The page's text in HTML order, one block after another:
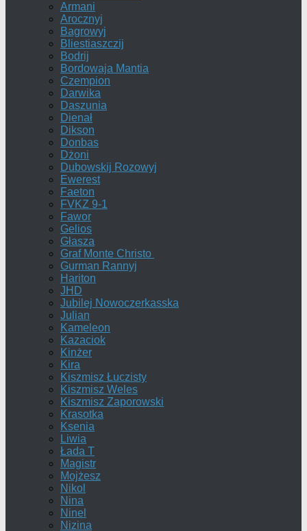
Armani
Arocznyj
Bagrowyj
Bliestiaszczij
Bodrij
Bordowaja Mantia
Czempion
Darwika
Daszunia
Dienał
Dikson
Donbas
Dżoni
Dubowskij Rozowyj
Ewerest
Faeton
FVKZ 9-1
Fawor
Gelios
Głasza
Graf Monte Christo
Gurman Rannyj
Hariton
JHD
Jubilej Nowoczerkasska
Julian
Kameleon
Kazaciok
Kinżer
Kira
Kiszmisz Łuczisty
Kiszmisz Weles
Kiszmisz Zaporowski
Krasotka
Ksenia
Liwia
Łada T
Magistr
Mojżesz
Nikol
Nina
Ninel
Nizina